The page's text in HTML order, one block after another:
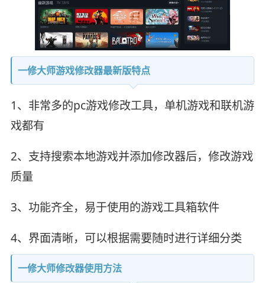
一修大师游戏修改器最新版特点
1、非常多的pc游戏修改工具，单机游戏和联机游
戏都有
2、支持搜索本地游戏并添加修改器后，修改游戏
质量
3、功能齐全，易于使用的游戏工具箱软件
4、界面清晰，可以根据需要随时进行详细分类
一修大师修改器使用方法